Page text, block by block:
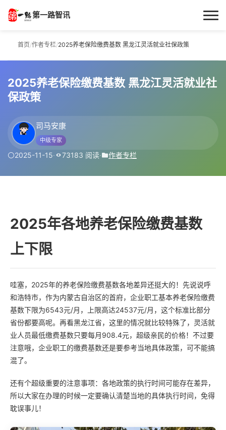
第一路智讯
首页
技术解答
科普文章
数码科技
首页 /作者专栏/2025养老保险缴费基数 黑龙江灵活就业社保政策
2025养老保险缴费基数 黑龙江灵活就业社
保政策
司马安康
中级专家
2025-11-15· 73183 阅读· 作者专栏
2025年各地养老保险缴费基数
上下限
哇塞，2025年的养老保险缴费基数各地差异还挺大的！先说说呼
和浩特市，作为内蒙古自治区的首府，企业职工基本养老保险缴费
基数下限为6543元/月，上限高达24537元/月，这个标准比部分
省份都要高呢。再看黑龙江省，这里的情况就比较特殊了，灵活就
业人员最低缴费基数只要每月908.4元，超级亲民的价格！不过要
注意哦，企业职工的缴费基数还是要参考当地具体政策，可不能搞
混了。
还有个超级重要的注意事项：各地政策的执行时间可能存在差异，
所以大家在办理的时候一定要确认清楚当地的具体执行时间，免得
耽误事儿！